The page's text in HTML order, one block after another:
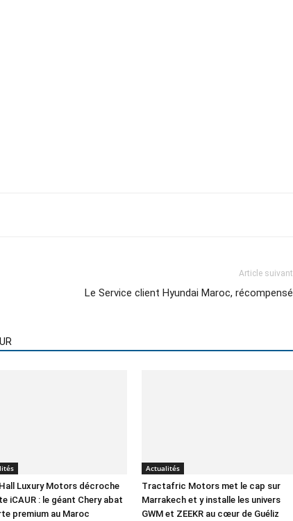
Article suivant
Le Service client Hyundai Maroc, récompensé
Luxury Motors décroche
iCAUR : le géant Chery abat
premium au Maroc
Actualités
Tractafric Motors met le cap sur
Marrakech et y installe les univers
GWM et ZEEKR au cœur de Guéliz